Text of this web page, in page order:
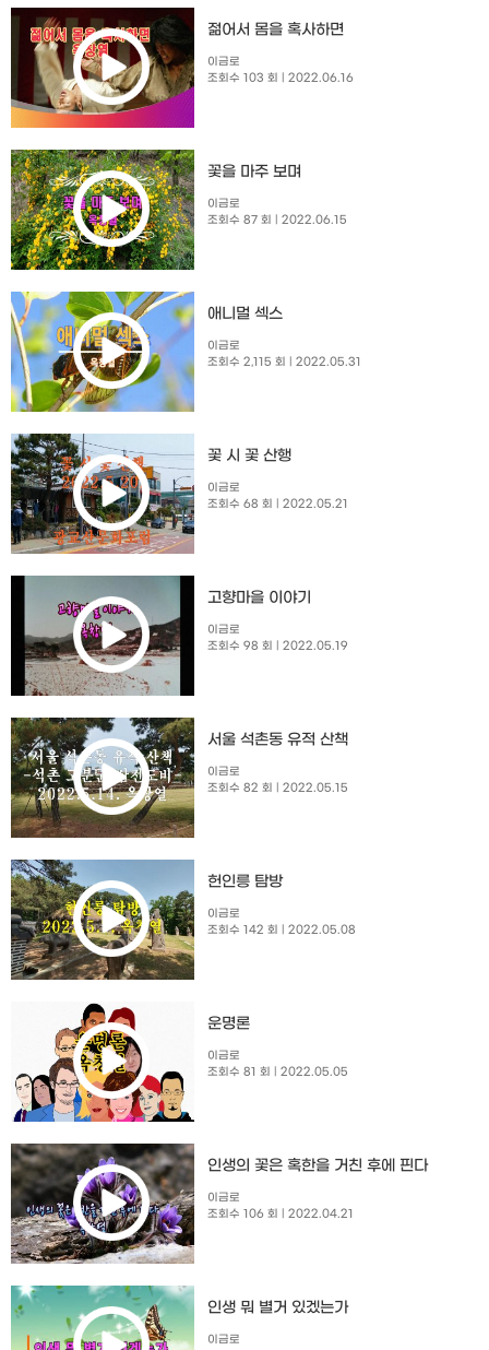
젊어서 몸을 혹사하면
이금로
조회수 103 회
| 2022.06.16
꽃을 마주 보며
이금로
조회수 87 회
| 2022.06.15
애니멀 섹스
이금로
조회수 2,115 회
| 2022.05.31
꽃 시 꽃 산행
이금로
조회수 68 회
| 2022.05.21
고향마을 이야기
이금로
조회수 98 회
| 2022.05.19
서울 석촌동 유적 산책
이금로
조회수 82 회
| 2022.05.15
헌인릉 탐방
이금로
조회수 142 회
| 2022.05.08
운명론
이금로
조회수 81 회
| 2022.05.05
인생의 꽃은 혹한을 거친 후에 핀다
이금로
조회수 106 회
| 2022.04.21
인생 뭐 별거 있겠는가
이금로